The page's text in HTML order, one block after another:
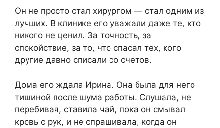
Он не просто стал хирургом — стал одним из
лучших. В клинике его уважали даже те, кто
никого не ценил. За точность, за
спокойствие, за то, что спасал тех, кого
другие давно списали со счетов.
Дома его ждала Ирина. Она была для него
тишиной после шума работы. Слушала, не
перебивая, ставила чай, пока он смывал
кровь с рук, и не спрашивала, когда он